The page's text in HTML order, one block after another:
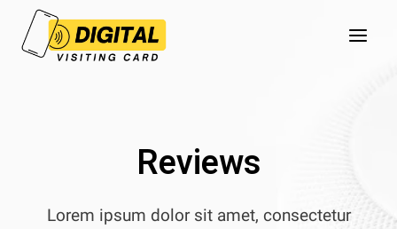
Reviews
Lorem ipsum dolor sit amet, consectetur